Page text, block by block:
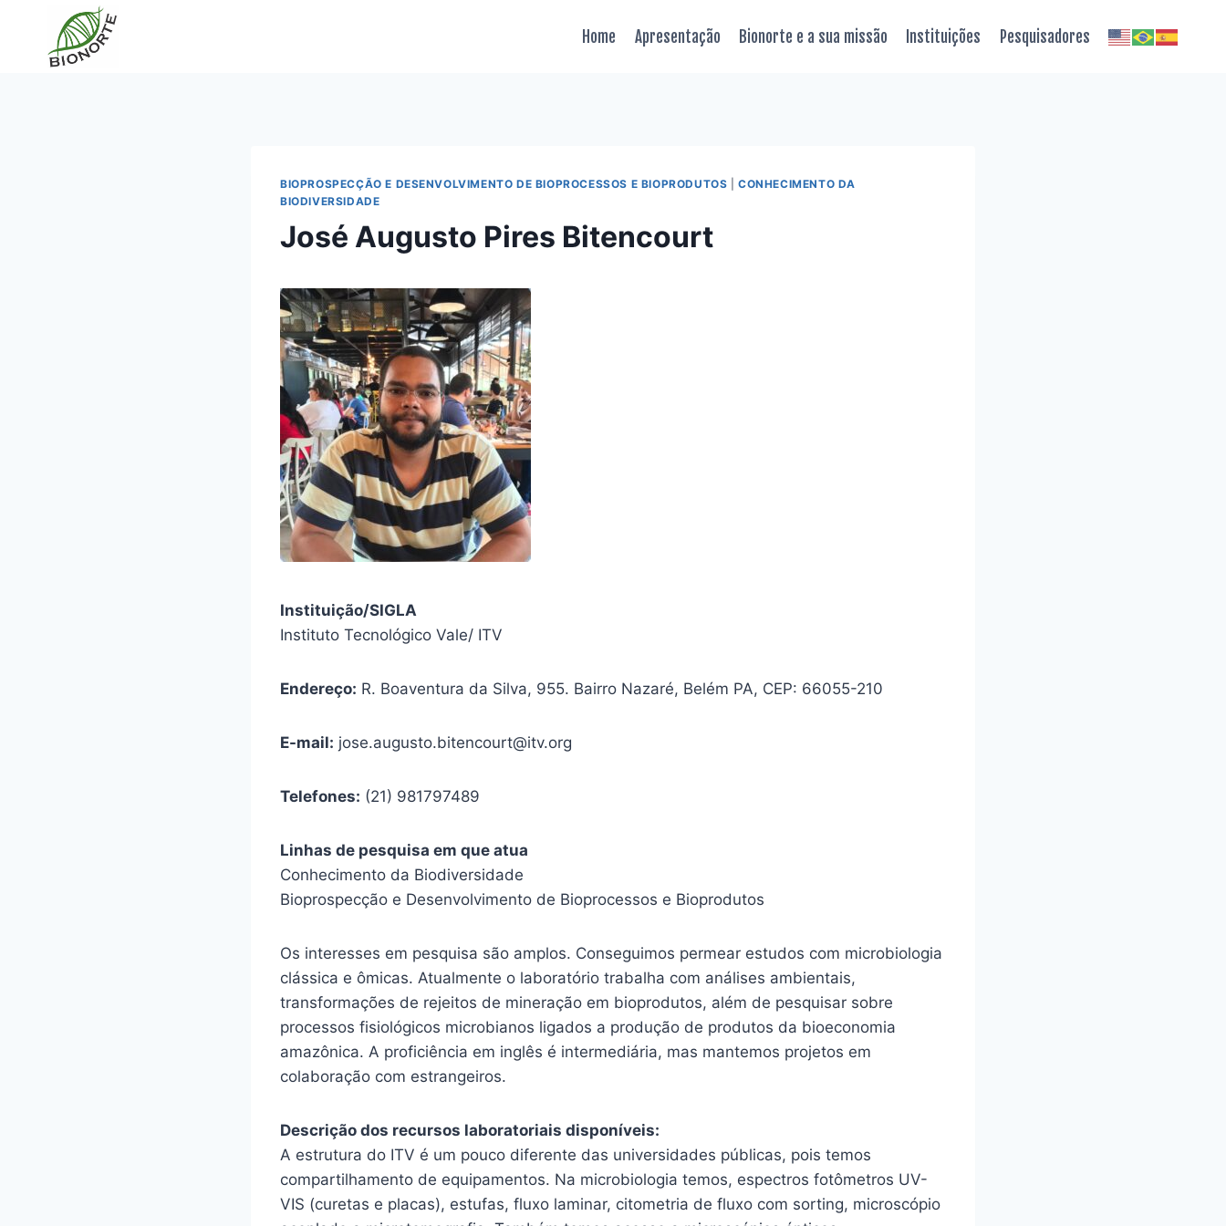
Home Apresentação Bionorte e a sua missão Instituições Pesquisadores
BIOPROSPECÇÃO E DESENVOLVIMENTO DE BIOPROCESSOS E BIOPRODUTOS |CONHECIMENTO DA
BIODIVERSIDADE
José Augusto Pires Bitencourt
Instituição/SIGLA
Instituto Tecnológico Vale/ ITV
Endereço: R. Boaventura da Silva, 955. Bairro Nazaré, Belém PA, CEP: 66055-210
E-mail: jose.augusto.bitencourt@itv.org
Telefones: (21) 981797489
Linhas de pesquisa em que atua
Conhecimento da Biodiversidade
Bioprospecção e Desenvolvimento de Bioprocessos e Bioprodutos
Os interesses em pesquisa são amplos. Conseguimos permear estudos com microbiologia
clássica e ômicas. Atualmente o laboratório trabalha com análises ambientais,
transformações de rejeitos de mineração em bioprodutos, além de pesquisar sobre
processos fisiológicos microbianos ligados a produção de produtos da bioeconomia
amazônica. A proficiência em inglês é intermediária, mas mantemos projetos em
colaboração com estrangeiros.
Descrição dos recursos laboratoriais disponíveis:
A estrutura do ITV é um pouco diferente das universidades públicas, pois temos
compartilhamento de equipamentos. Na microbiologia temos, espectros fotômetros UV-
VIS (curetas e placas), estufas, fluxo laminar, citometria de fluxo com sorting, microscópio